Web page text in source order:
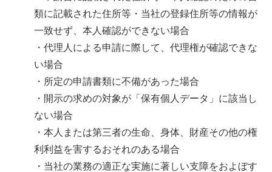
類に記載された住所等・当社の登録住所等の情報が
一致せず、本人確認ができない場合
・代理人による申請に際して、代理権が確認できな
い場合
・所定の申請書類に不備があった場合
・開示の求めの対象が「保有個人データ」に該当し
ない場合
・本人または第三者の生命、身体、財産その他の権
利利益を害するおそれのある場合
・当社の業務の適正な実施に著しい支障をおよぼす